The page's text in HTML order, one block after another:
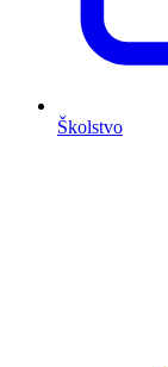
Školstvo